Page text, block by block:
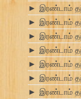
► இரண்டாம்
► இரண்டாம்
► இரண்டாம்
► இரண்டாம்
► இரண்டாம்
► இரண்டாம்
► இரண்டாம்